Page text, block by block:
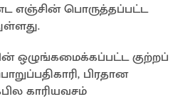
எஞ்சின் பொருத்தப்பட்ட
ஒழுங்கமைக்கப்பட்ட குற்றப்
பிரதான
காரியவசம்